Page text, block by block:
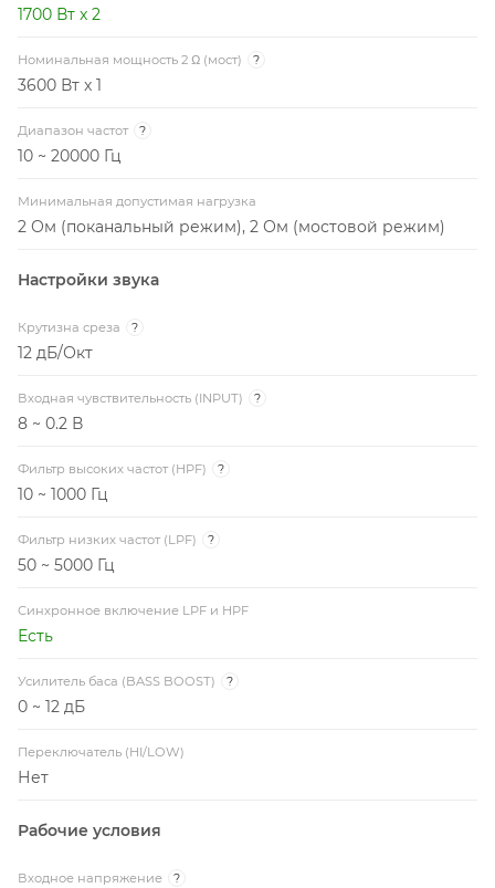
1700 Вт x 2
Номинальная мощность 2 Ω (мост) ?
3600 Вт x 1
Диапазон частот ?
10 ~ 20000 Гц
Минимальная допустимая нагрузка
2 Ом (поканальный режим), 2 Ом (мостовой режим)
Настройки звука
Крутизна среза ?
12 дБ/Окт
Входная чувствительность (INPUT) ?
8 ~ 0.2 В
Фильтр высоких частот (HPF) ?
10 ~ 1000 Гц
Фильтр низких частот (LPF) ?
50 ~ 5000 Гц
Синхронное включение LPF и HPF
Есть
Усилитель баса (BASS BOOST) ?
0 ~ 12 дБ
Переключатель (HI/LOW)
Нет
Рабочие условия
Входное напряжение ?